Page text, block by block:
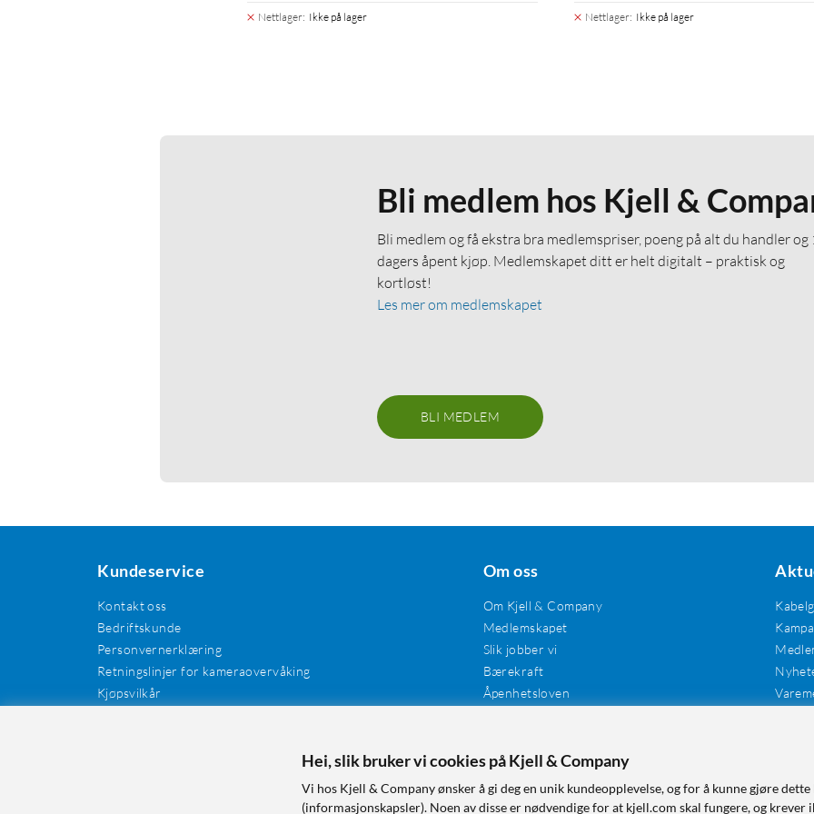
Nettlager: Ikke på lager Nettlager: Ikke på lager
Bli medlem hos Kjell &
Bli medlem og få ekstra bra medlemspriser, poeng på alt du handler og
dagers åpent kjøp. Medlemskapet ditt er helt digitalt – praktisk og
kortløst!
Les mer om medlemskapet
BLI MEDLEM
Kundeservice
Kontakt oss
Bedriftskunde
Personvernerklæring
Retningslinjer for kameraovervåking
Kjøpsvilkår
Om oss
Om Kjell & Company
Medlemskapet
Slik jobber vi
Bærekraft
Åpenhetsloven
Tilgjengelighet
Hei, slik bruker vi cookies på Kjell & Company
Vi hos Kjell & Company ønsker å gi deg en unik kundeopplevelse, og for å kunne gjøre
(informasjonskapsler). Noen av disse er nødvendige for at kjell.com skal fungere, og krever